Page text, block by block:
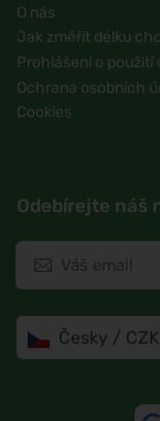
O nás
Jak změřit délku
Prohlášení o použití
Ochrana osobních
Cookies
Odebírejte náš
Česky / CZK